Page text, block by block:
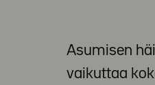
Asumisen
vaikuttaa